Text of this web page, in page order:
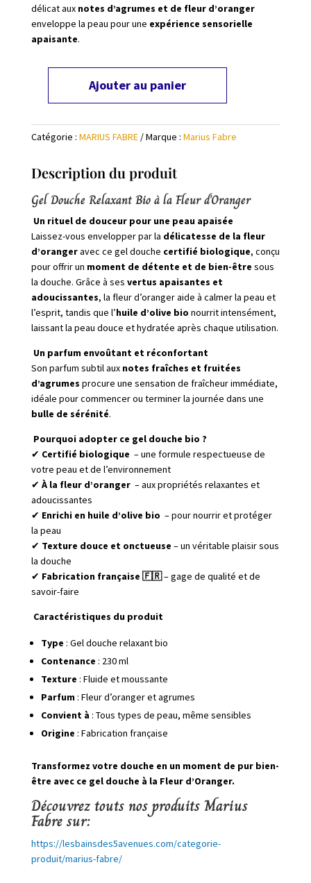
délicat aux notes d’agrumes et de fleur d’oranger
enveloppe la peau pour une expérience sensorielle
apaisante.
Gel
Douche
Bio
la
Fleur
d'Oranger
Ajouter au panier
Catégorie : MARIUS FABRE Marque : Marius Fabre
Description du produit
Gel Douche Relaxant Bio à la Fleur d’Oranger
Un rituel de douceur pour une peau apaisée
Laissez-vous envelopper par la délicatesse de la fleur
d’orangeravec ce gel douche certifié biologique, conçu
pour offrir un moment de détente et de bien-être sous
la douche. Grâce à ses vertus apaisantes et
adoucissantes, la fleur d’oranger aide à calmer la peau et
l’esprit, tandis que l’huile d’olive bio nourrit intensément,
laissant la peau douce et hydratée après chaque utilisation.
Un parfum envoûtant et réconfortant
Son parfum subtil aux notes fraîches et fruitées
d’agrumes procure une sensation de fraîcheur immédiate,
idéale pour commencer ou terminer la journée dans une
bulle de sérénité.
Pourquoi adopter ce gel douche bio ?
✔ Certifié biologique – une formule respectueuse de
votre peau et de l’environnement
✔ À la fleur d’oranger– aux propriétés relaxantes et
adoucissantes
✔ Enrichi en huile d’olive bio – pour nourrir et protéger
la peau
✔ Texture douce et onctueuse – un véritable plaisir sous
la douche
✔ Fabrication française 🇫🇷– gage de qualité et de
savoir-faire
Caractéristiques du produit
Type : Gel douche relaxant bio
Contenance : 230 ml
Texture : Fluide et moussante
Parfum: Fleur d’oranger et agrumes
Convient à : Tous types de peau, même sensibles
Origine : Fabrication française
Transformez votre douche en un moment de pur bien-
être avec ce gel douche à la Fleur d’Oranger.
Découvrez touts nos produits Marius
Fabre sur:
https://lesbainsdes5avenues.com/categorie-
produit/marius-fabre/